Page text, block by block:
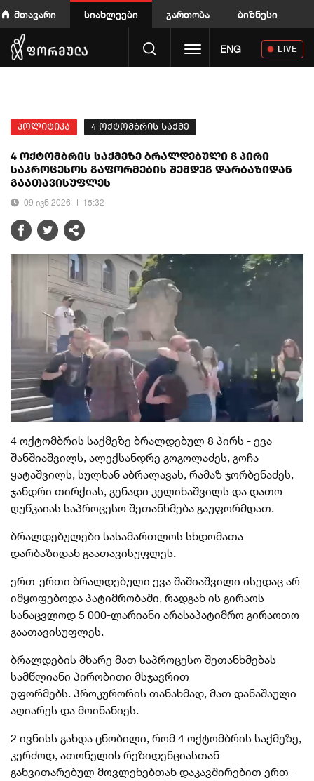
მთავარი სიახლეები გართობა ბიზნესი
Toggle navigation
ENG LIVE
პოლიტიკა 4 ოქტომბრის საქმე
4 ოქტომბრის საქმეზე ბრალდებული 8 პირი
საპროცესოს გაფორმების შემდეგ დარბაზიდან
გაათავისუფლეს
09 ივნ 2026 15:32
4 ოქტომბრის საქმეზე ბრალდებულ 8 პირს - ევა
შანშიაშვილს, ალექსანდრე გოგოლაძეს, გოჩა
ყატაშვილს, სულხან აბრალავას, რამაზ ჯორბენაძეს,
ჯანდრი თირქიას, გენადი კელიხაშვილს და დათო
ღუწკაიას საპროცესო შეთანხმება გაუფორმდათ.
ბრალდებულები სასამართლოს სხდომათა
დარბაზიდან გაათავისუფლეს.
ერთ-ერთი ბრალდებული ევა შაშიაშვილი ისედაც არ
იმყოფებოდა პატიმრობაში, რადგან ის გირაოს
სანაცვლოდ 5 000-ლარიანი არასაპატიმრო გირაოთო
გაათავისუფლეს.
ბრალდების მხარე მათ საპროცესო შეთანხმებას
სამწლიანი პირობითი მსჯავრით
უფორმებს. პროკურორის თანახმად, მათ დანაშაული
აღიარეს და მოინანიეს.
2 ივნისს გახდა ცნობილი, რომ 4 ოქტომბრის საქმეზე,
კერძოდ, ათონელის რეზიდენციასთან
განვითარებულ მოვლენებთან დაკავშირებით ერთ-